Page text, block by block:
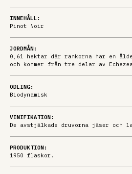
INNEHÅLL:
Pinot Noir
JORDMÅN:
0,61 hektar där rankorna har en
och kommer från tre delar av
ODLING:
Biodynamisk
VINIFIKATION:
De avstjälkade druvorna jäser och
PRODUKTION:
1950 flaskor.